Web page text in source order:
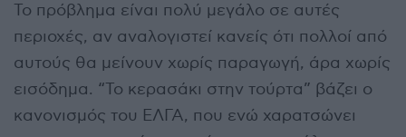
Το πρόβλημα είναι πολύ μεγάλο σε αυτές
περιοχές, αν αναλογιστεί κανείς ότι πολλοί από
αυτούς θα μείνουν χωρίς παραγωγή, άρα χωρίς
εισόδημα. “Το κερασάκι στην τούρτα” βάζει ο
κανονισμός του ΕΛΓΑ, που ενώ χαρατσώνει